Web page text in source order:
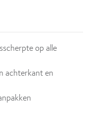
op alle
achterkant en